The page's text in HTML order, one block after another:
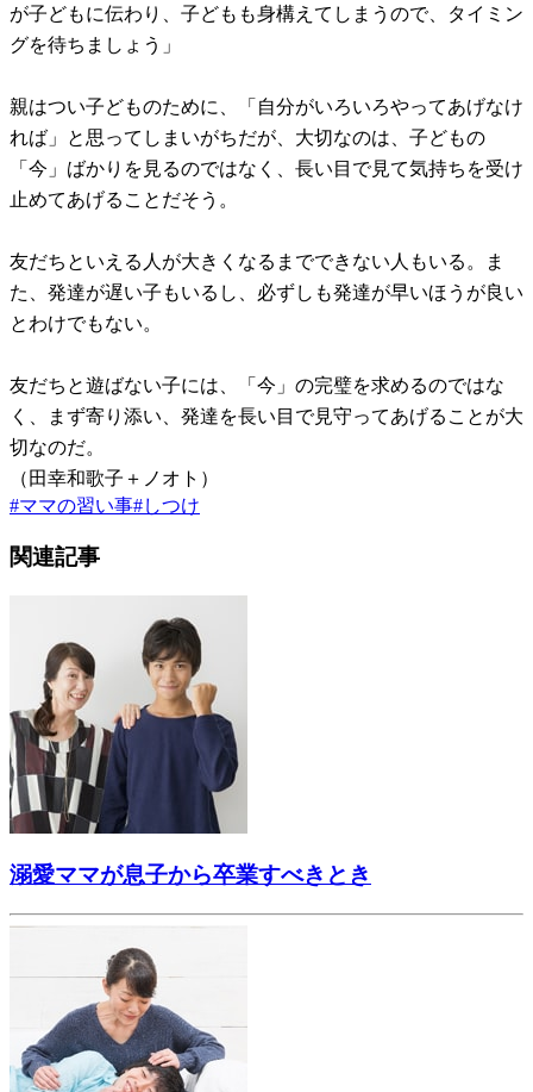
が子どもに伝わり、子どもも身構えてしまうので、タイミン
グを待ちましょう」
親はつい子どものために、「自分がいろいろやってあげなけ
れば」と思ってしまいがちだが、大切なのは、子どもの
「今」ばかりを見るのではなく、長い目で見て気持ちを受け
止めてあげることだそう。
友だちといえる人が大きくなるまでできない人もいる。ま
た、発達が遅い子もいるし、必ずしも発達が早いほうが良い
とわけでもない。
友だちと遊ばない子には、「今」の完璧を求めるのではな
く、まず寄り添い、発達を長い目で見守ってあげることが大
切なのだ。
（田幸和歌子＋ノオト）
#ママの習い事#しつけ
関連記事
溺愛ママが息子から卒業すべきとき